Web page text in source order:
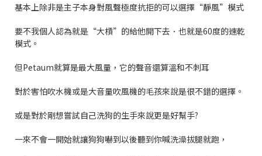
基本上除非是主子本身對風聲極度抗拒的可以選擇“靜風”模式
要不我個人認為就是“大槓”的給他開下去．也就是60度的速乾
模式。
但Petaum就算是最大風量，它的聲音還算溫和不刺耳
對於害怕吹水機或是大音量吹風機的毛孩來說是很不錯的選擇。
或是對於剛想嘗試自己洗狗的生手來說更是好幫手?
一來不會一開始就讓狗狗嚇到以後聽到你喊洗澡拔腿就跑，